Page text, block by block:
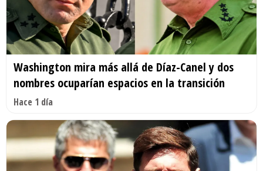
Washington mira más allá de Díaz-Canel y dos
nombres ocuparían espacios en la transición
Hace 1 día